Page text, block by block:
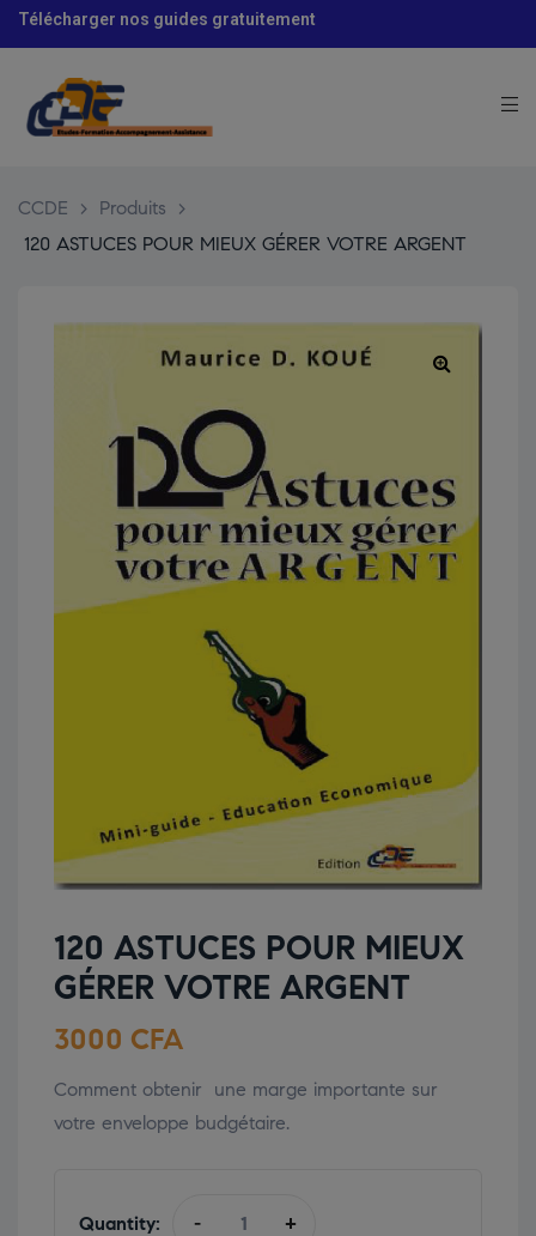
Télécharger nos guides gratuitement
CCDE > Produits
>
120 ASTUCES POUR MIEUX GÉRER VOTRE ARGENT
120 ASTUCES POUR MIEUX
GÉRER VOTRE ARGENT
3000 CFA
Comment obtenir une marge importante sur
votre enveloppe budgétaire.
Quantity: - +
modal-check